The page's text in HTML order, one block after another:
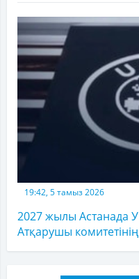
19:42, 5 тамыз 2026
2027 жылы Астанада
Атқарушы